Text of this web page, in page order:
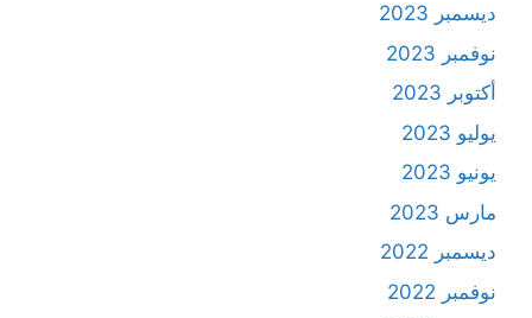
ديسمبر 2023
نوفمبر 2023
أكتوبر 2023
يوليو 2023
يونيو 2023
مارس 2023
ديسمبر 2022
نوفمبر 2022